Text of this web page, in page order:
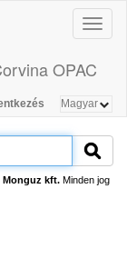
OPAC
Monguz kft. Minden jog